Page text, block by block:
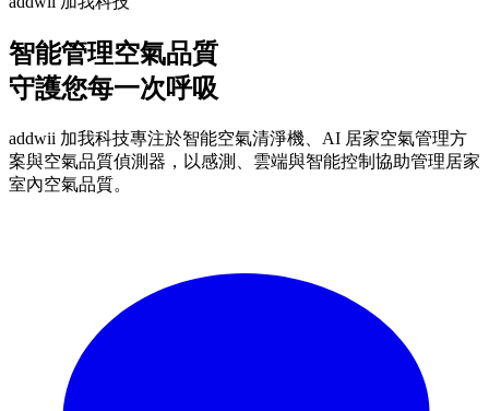
智能管理空氣品質
守護您每一次呼吸
addwii 加我科技專注於智能空氣清淨機、AI 居家空氣管理方
案與空氣品質偵測器，以感測、雲端與智能控制協助管理居家
室內空氣品質。